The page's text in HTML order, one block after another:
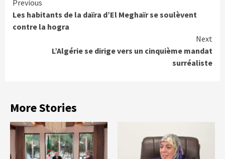
Continue
Reading
Previous
Les habitants de la daïra d’El Meghaïr se soulèvent
contre la hogra
Next
L’Algérie se dirige vers un cinquième mandat
surréaliste
More Stories